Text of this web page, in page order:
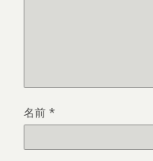
名前 *